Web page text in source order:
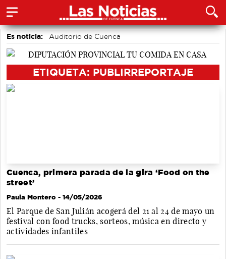
Es noticia:
Auditorio de Cuenca
Actividades culturales en Cuenca
BádmintonETIQUETA: PUBLIRREPORTAJE
Cuenca, primera parada de la gira ‘Food on the
street’
Paula Montero - 14/05/2026
El Parque de San Julián acogerá del 21 al 24 de mayo un
festival con food trucks, sorteos, música en directo y
actividades infantiles